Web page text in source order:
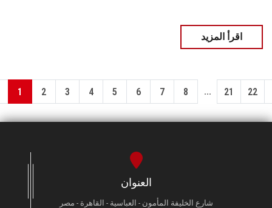
اقرأ المزيد
1 2 3 4 5 6 7 8 ... 21 22
العنوان
شارع الخليفة المأمون - العباسية - القاهرة - مصر